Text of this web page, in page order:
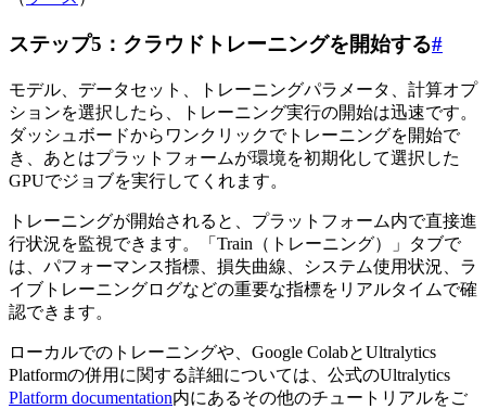
ステップ5：クラウドトレーニングを開始する#
モデル、データセット、トレーニングパラメータ、計算オプ
ションを選択したら、トレーニング実行の開始は迅速です。
ダッシュボードからワンクリックでトレーニングを開始で
き、あとはプラットフォームが環境を初期化して選択した
GPUでジョブを実行してくれます。
トレーニングが開始されると、プラットフォーム内で直接進
行状況を監視できます。「Train（トレーニング）」タブで
は、パフォーマンス指標、損失曲線、システム使用状況、ラ
イブトレーニングログなどの重要な指標をリアルタイムで確
認できます。
ローカルでのトレーニングや、Google ColabとUltralytics
Platformの併用に関する詳細については、公式のUltralytics
Platform documentation内にあるその他のチュートリアルをご